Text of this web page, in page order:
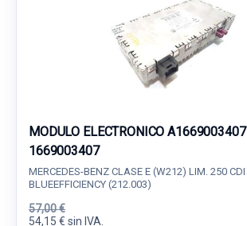
MODULO ELECTRONICO A1669003407
1669003407
MERCEDES-BENZ CLASE E (W212) LIM. 250 CDI
BLUEEFFICIENCY (212.003)
57,00 €
54,15 € sin IVA.